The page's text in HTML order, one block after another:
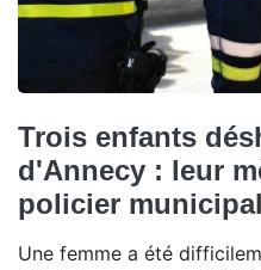
Trois enfants
d'Annecy : leur
policier municipal
Une femme a été